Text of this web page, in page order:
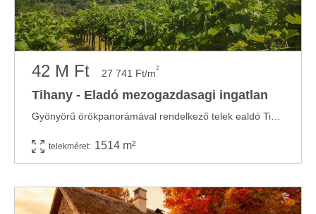
42 M Ft 27 741 Ft/m2
Tihany - Eladó mezogazdasagi ingatlan
telekméret: 1514 m²